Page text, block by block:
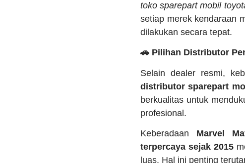
toko sparepart mobil
setiap merek kendaraan
dilakukan secara tepat.
🚗 Pilihan Distributor
Selain dealer resmi,
distributor sparepart
berkualitas untuk
profesional.
Keberadaan Marvel
terpercaya sejak 2015
luas. Hal ini penting